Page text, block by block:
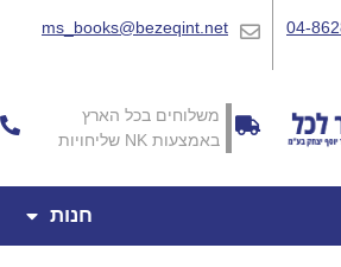
04-
ms_books@bezeqint.net
משלוחים בכל הארץ
באמצעות NK שליחויות
חנות